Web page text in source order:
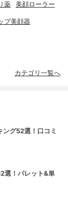
薬 美顔ローラー
プ美顔器
カテゴリ一覧へ
ング52選！口コミ
選！パレット&単